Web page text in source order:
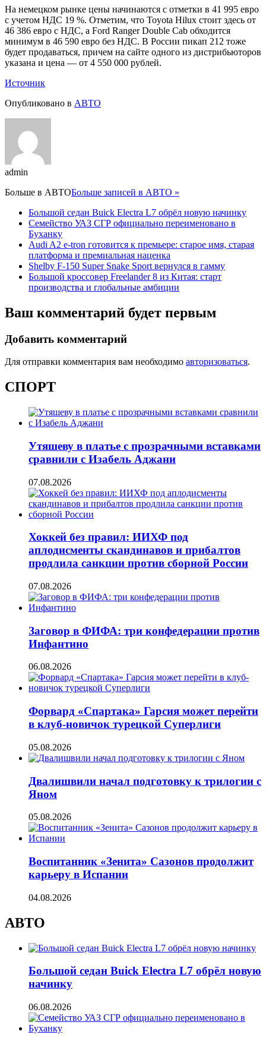
На немецком рынке цены начинаются с отметки в 41 995 евро
с учетом НДС 19 %. Отметим, что Toyota Hilux стоит здесь от
46 386 евро с НДС, а Ford Ranger Double Cab обходится
минимум в 46 590 евро без НДС. В России пикап 212 тоже
будет продаваться, причем на сайте одного из дистрибьюторов
указана и цена — от 4 550 000 рублей.
Источник
Опубликовано в АВТО
admin
Больше в АВТОБольше записей в АВТО »
Большой седан Buick Electra L7 обрёл новую начинку
Семейство УАЗ СГР официально переименовано в
Буханку
Audi A2 e-tron готовится к премьере: старое имя, старая
платформа и премиальная наценка
Shelby F-150 Super Snake Sport вернулся в гамму
Большой кроссовер Freelander 8 из Китая: старт
производства и глобальные амбиции
Ваш комментарий будет первым
Добавить комментарий
Для отправки комментария вам необходимо авторизоваться.
СПОРТ
Утяшеву в платье с прозрачными вставками
сравнили с Изабель Аджани
07.08.2026
Хоккей без правил: ИИХФ под
аплодисменты скандинавов и прибалтов
продлила санкции против сборной России
07.08.2026
Заговор в ФИФА: три конфедерации против
Инфантино
06.08.2026
Форвард «Спартака» Гарсия может перейти
в клуб-новичок турецкой Суперлиги
05.08.2026
Двалишвили начал подготовку к трилогии с
Яном
05.08.2026
Воспитанник «Зенита» Сазонов продолжит
карьеру в Испании
04.08.2026
АВТО
Большой седан Buick Electra L7 обрёл новую
начинку
06.08.2026